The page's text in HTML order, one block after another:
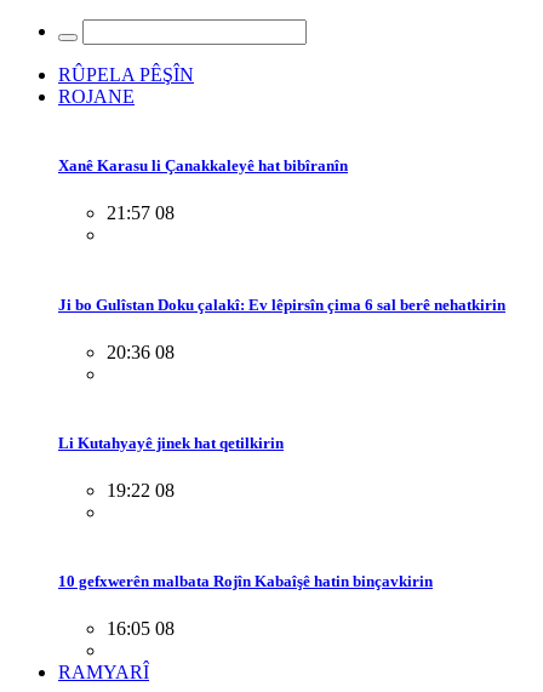
RÛPELA PÊŞÎN
ROJANE
Xanê Karasu li Çanakkaleyê hat bibîranîn
21:57 08
Ji bo Gulîstan Doku çalakî: Ev lêpirsîn çima 6 sal berê nehatkirin
20:36 08
Li Kutahyayê jinek hat qetilkirin
19:22 08
10 gefxwerên malbata Rojîn Kabaîşê hatin binçavkirin
16:05 08
RAMYARÎ